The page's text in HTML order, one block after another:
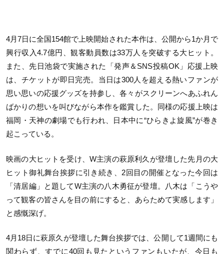
4月7日に全国154館で上映開始された本作は、公開から1か月で
興行収入4.7億円、観客動員数は33万人を突破する大ヒット。
また、先日池袋で実施された「発声＆SNS投稿OK」応援上映
は、チケットが即日完売。当日は300人を超える熱いファンが
思い思いの応援グッズを持参し、各々がスクリーンへあふれん
ばかりの想いを叫びながら本作を鑑賞した。同様の応援上映は
福岡・天神の劇場でも行われ、日本中に“ひらきよ旋風”が巻き
起こっている。
映画の大ヒットを受け、W主演の萩原利久が登壇した先月の大
ヒット御礼舞台挨拶に引き続き、2回目の開催となった今回は
「清居編」と題してW主演の八木勇征が登壇。八木は「こうや
って観客の皆さんを目の前にすると、あらためて実感します」
と感慨深げ。
4月18日に萩原久が登壇した舞台挨拶では、公開して1週間にも
関わらず、すでに40回も見たというファンもいたが、今日も